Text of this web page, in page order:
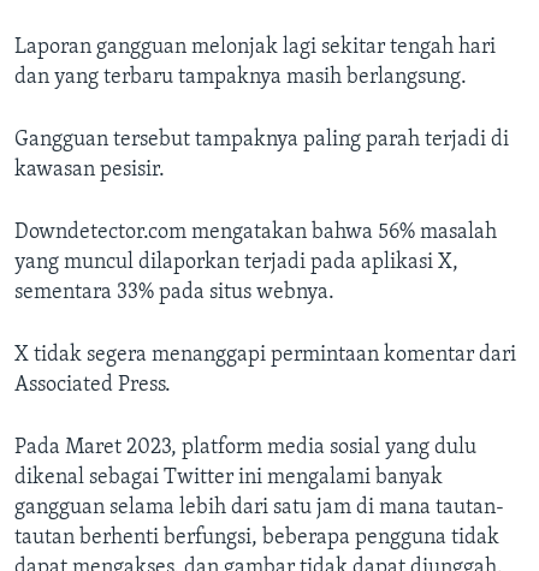
Laporan gangguan melonjak lagi sekitar tengah hari
dan yang terbaru tampaknya masih berlangsung.
Gangguan tersebut tampaknya paling parah terjadi di
kawasan pesisir.
Downdetector.com mengatakan bahwa 56% masalah
yang muncul dilaporkan terjadi pada aplikasi X,
sementara 33% pada situs webnya.
X tidak segera menanggapi permintaan komentar dari
Associated Press.
Pada Maret 2023, platform media sosial yang dulu
dikenal sebagai Twitter ini mengalami banyak
gangguan selama lebih dari satu jam di mana tautan-
tautan berhenti berfungsi, beberapa pengguna tidak